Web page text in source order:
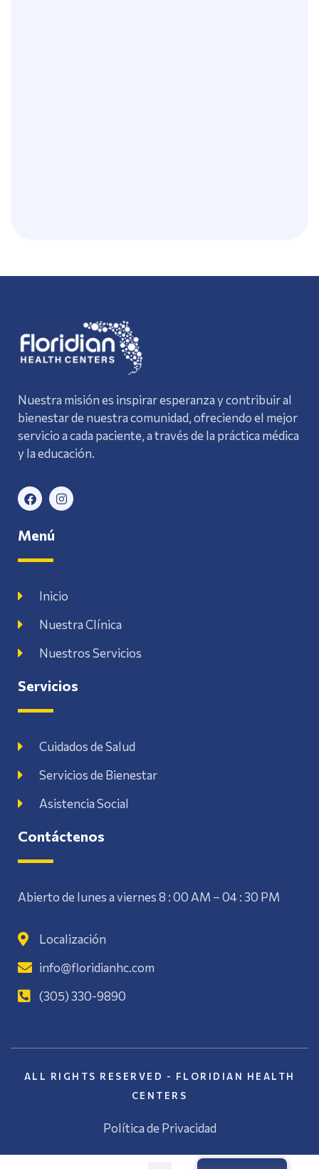
Nuestra misión es inspirar esperanza y contribuir al
bienestar de nuestra comunidad, ofreciendo el mejor
servicio a cada paciente, a través de la práctica médica
y la educación.
Menú
Inicio
Nuestra Clínica
Nuestros Servicios
Servicios
Cuidados de Salud
Servicios de Bienestar
Asistencia Social
Contáctenos
Abierto de lunes a viernes 8 : 00 AM – 04 : 30 PM
Localización
info@floridianhc.com
(305) 330-9890
ALL RIGHTS RESERVED - FLORIDIAN HEALTH
CENTERS
Política de Privacidad